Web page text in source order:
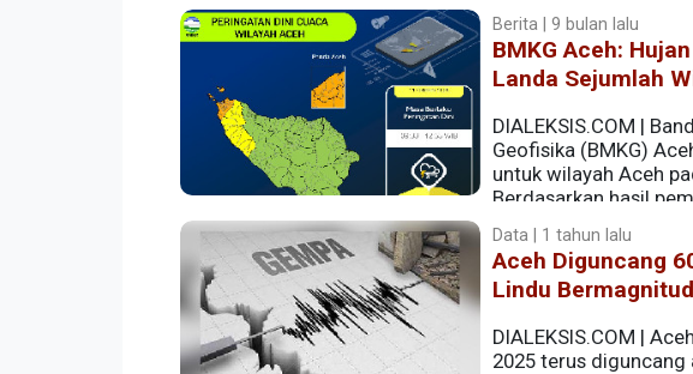
Berita | 9 bulan lalu
BMKG Aceh:
Landa Sejumlah
DIALEKSIS.COM |
Geofisika (BMKG)
untuk wilayah Aceh
Berdasarkan hasil
berpotensi mengalami hujan dengan intensitas sedang
angin kencang.
Data | 1 tahun lalu
Aceh Diguncang
Lindu
DIALEKSIS.COM |
2025 terus